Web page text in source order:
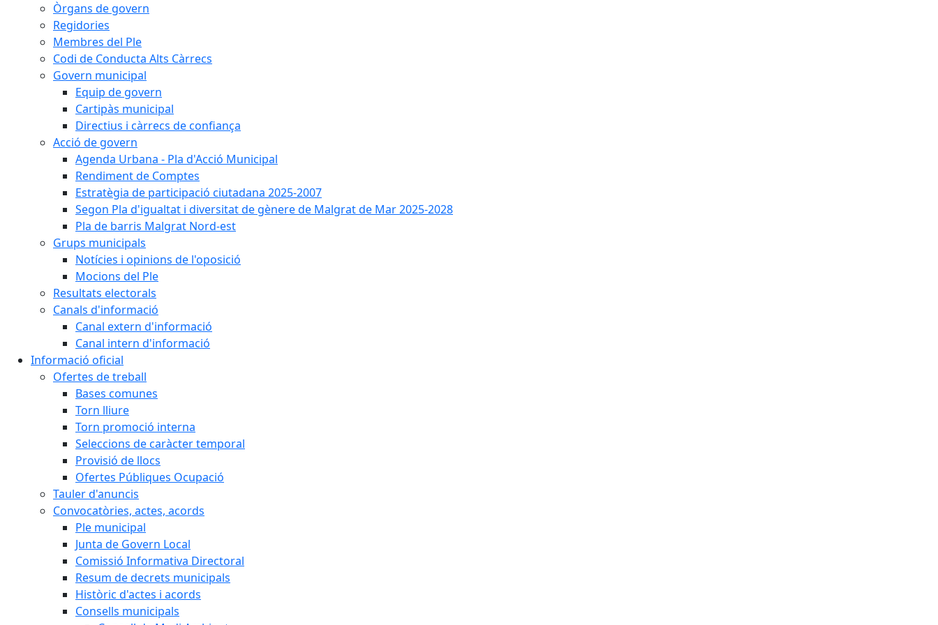
Òrgans de govern
Regidories
Membres del Ple
Codi de Conducta Alts Càrrecs
Govern municipal
Equip de govern
Cartipàs municipal
Directius i càrrecs de confiança
Acció de govern
Agenda Urbana - Pla d'Acció Municipal
Rendiment de Comptes
Estratègia de participació ciutadana 2025-2007
Segon Pla d'igualtat i diversitat de gènere de Malgrat de Mar 2025-2028
Pla de barris Malgrat Nord-est
Grups municipals
Notícies i opinions de l'oposició
Mocions del Ple
Resultats electorals
Canals d'informació
Canal extern d'informació
Canal intern d'informació
Informació oficial
Ofertes de treball
Bases comunes
Torn lliure
Torn promoció interna
Seleccions de caràcter temporal
Provisió de llocs
Ofertes Públiques Ocupació
Tauler d'anuncis
Convocatòries, actes, acords
Ple municipal
Junta de Govern Local
Comissió Informativa Directoral
Resum de decrets municipals
Històric d'actes i acords
Consells municipals